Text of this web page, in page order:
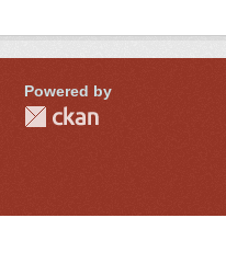
Powered by